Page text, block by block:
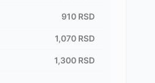
910 RSD
1,070 RSD
1,300 RSD